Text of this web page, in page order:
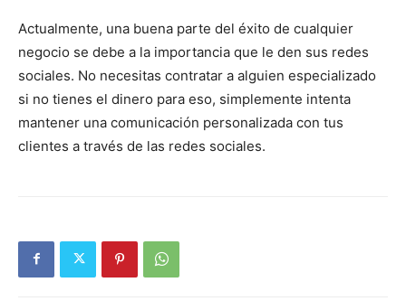
Actualmente, una buena parte del éxito de cualquier
negocio se debe a la importancia que le den sus redes
sociales. No necesitas contratar a alguien especializado
si no tienes el dinero para eso, simplemente intenta
mantener una comunicación personalizada con tus
clientes a través de las redes sociales.